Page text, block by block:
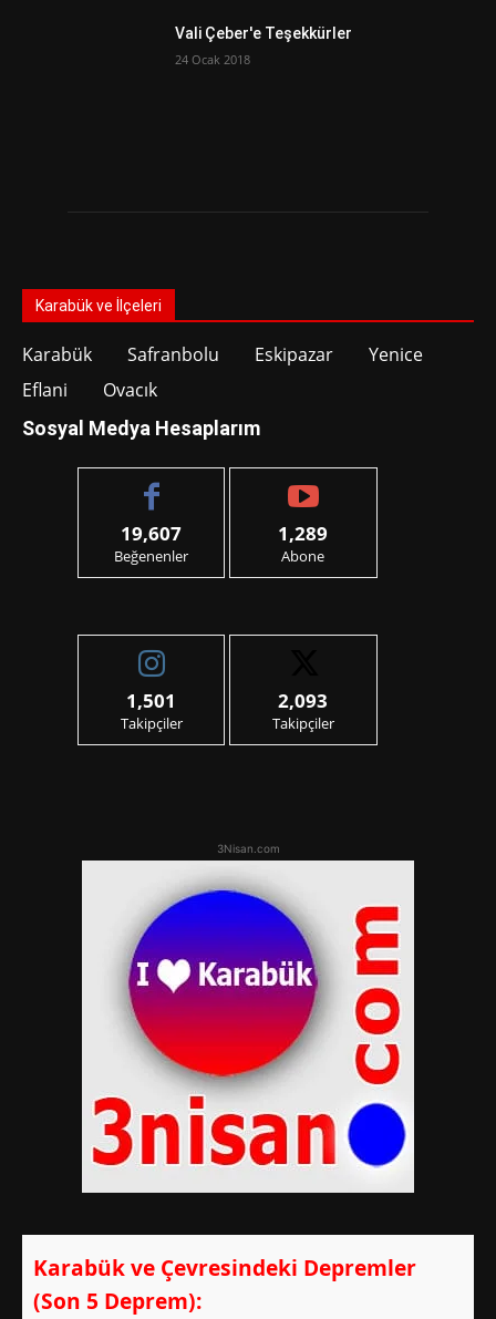
Vali Çeber'e Teşekkürler
24 Ocak 2018
Karabük ve İlçeleri
Karabük Safranbolu Eskipazar
Yenice
Eflani
Ovacık
Sosyal Medya Hesaplarım
19,607
Beğenenler
1,289
Abone
1,501
Takipçiler
2,093
Takipçiler
3Nisan.com